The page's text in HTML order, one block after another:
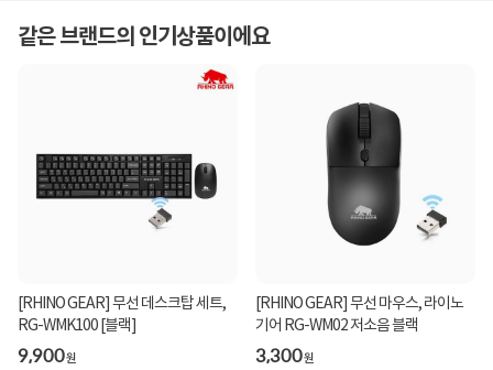
같은 브랜드의 인기상품이에요
[RHINO GEAR] 무선 데스크탑 세트,
RG-WMK100 [블랙]
9,900원
[RHINO GEAR] 무선 마우스, 라이노
기어 RG-WM02 저소음 블랙
3,300원